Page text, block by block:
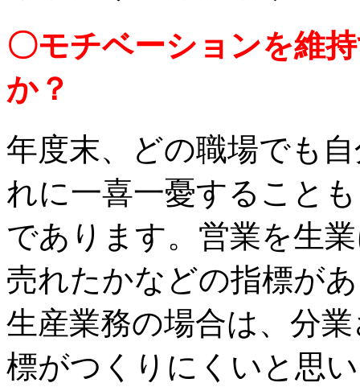
〇モチベーションを維
か？
年度末、どの職場でも
れに一喜一憂すること
であります。営業を生
売れたかなどの指標が
生産業務の場合は、分
標がつくりにくいと思